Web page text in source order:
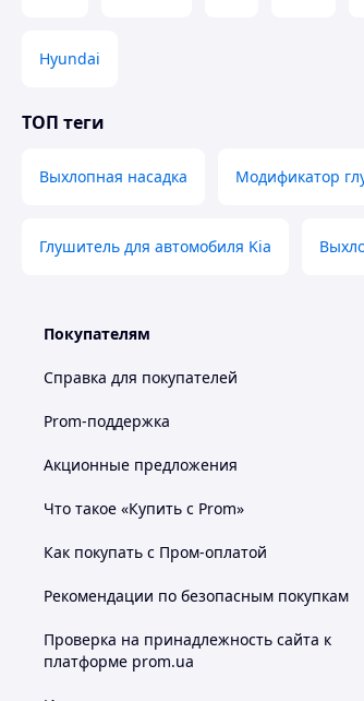
Hyundai
ТОП теги
Выхлопная насадка Модификатор
Глушитель для автомобиля Kia
Покупателям
Справка для покупателей
Prom-поддержка
Акционные предложения
Что такое «Купить с Prom»
Как покупать с Пром-оплатой
Рекомендации по безопасным покупкам
Проверка на принадлежность сайта к
платформе prom.ua